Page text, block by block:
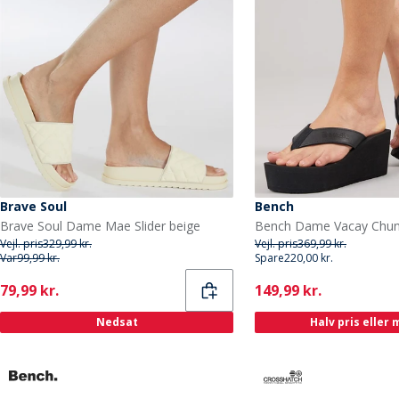
Brave Soul
Brave Soul Dame Mae Slider beige
Vejl. pris329,99 kr.
Var99,99 kr.
Current
79,99 kr.
Nedsat
Bench
Vejl. pris369,99 kr.
Spare220,00 kr.
Current
149,99 kr.
Halv pris eller